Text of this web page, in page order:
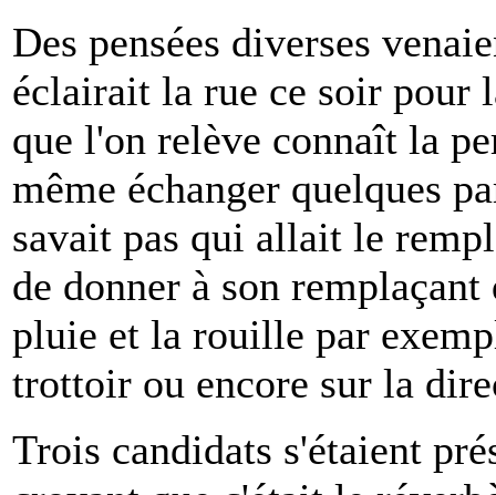
Des pensées diverses
éclairait la rue ce soir pour
que l'on relève connaît la
même échanger quelques
savait pas qui allait le
de donner à son
pluie et la rouille par
trottoir ou encore sur la
Trois candidats s'étaient